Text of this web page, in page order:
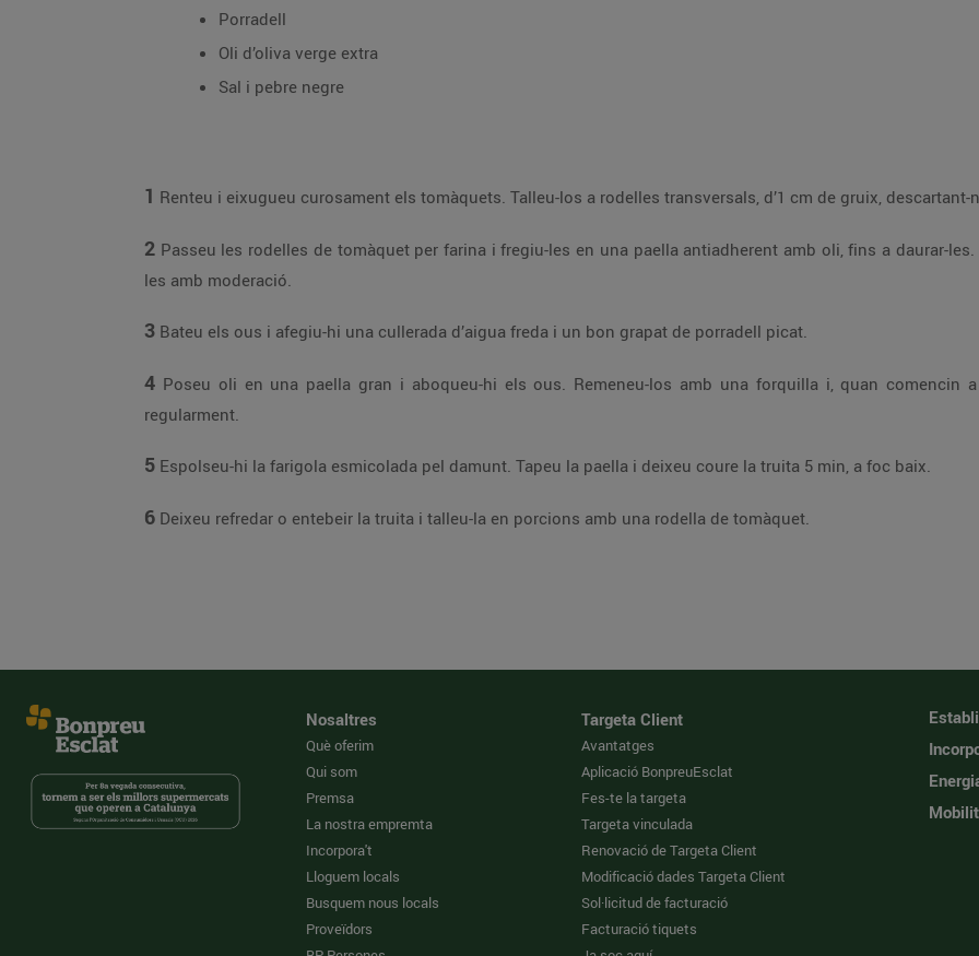
Porradell
Oli d’oliva verge extra
Sal i pebre negre
1 Renteu i eixugueu curosament els tomàquets. Talleu-los a rodelles transversals, d’1 cm de gruix, descartant-
2 Passeu les rodelles de tomàquet per farina i fregiu-les en una paella antiadherent amb oli, fins a daurar-
les amb moderació.
3 Bateu els ous i afegiu-hi una cullerada d’aigua freda i un bon grapat de porradell picat.
4 Poseu oli en una paella gran i aboqueu-hi els ous. Remeneu-los amb una forquilla i, quan comencin
regularment.
5 Espolseu-hi la farigola esmicolada pel damunt. Tapeu la paella i deixeu coure la truita 5 min, a foc baix.
6 Deixeu refredar o entebeir la truita i talleu-la en porcions amb una rodella de tomàquet.
Nosaltres
Què oferim
Qui som
Premsa
La nostra empremta
Incorpora't
Lloguem locals
Busquem nous locals
Proveïdors
Targeta Client
Avantatges
Aplicació BonpreuEsclat
Fes-te la targeta
Targeta vinculada
Renovació de Targeta Client
Modificació dades Targeta Client
Sol·licitud de facturació
Facturació tiquets